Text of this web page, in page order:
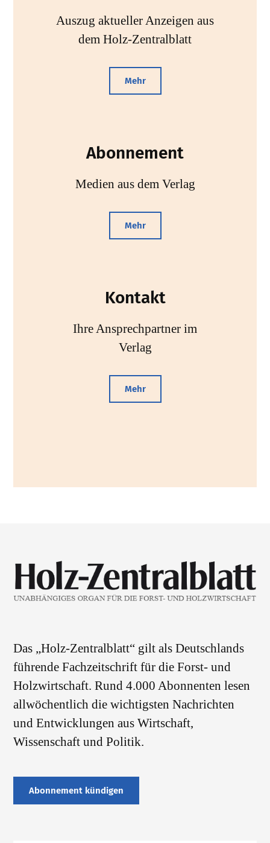
Auszug aktueller Anzeigen aus
dem Holz-Zentralblatt
Mehr
Abonnement
Medien aus dem Verlag
Mehr
Kontakt
Ihre Ansprechpartner im
Verlag
Mehr
Das „Holz-Zentralblatt“ gilt als Deutschlands
führende Fachzeitschrift für die Forst- und
Holzwirtschaft. Rund 4.000 Abonnenten lesen
allwöchentlich die wichtigsten Nachrichten
und Entwicklungen aus Wirtschaft,
Wissenschaft und Politik.
Abonnement kündigen